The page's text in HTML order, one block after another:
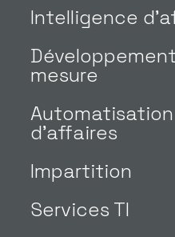
Intelligence
mesure
d’affaires
Impartition
Services TI